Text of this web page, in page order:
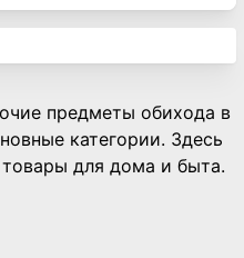
предметы обихода в
категории. Здесь
для дома и быта.